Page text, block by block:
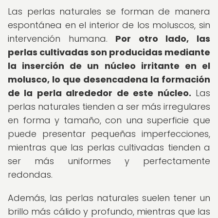
Las perlas naturales se forman de manera
espontánea en el interior de los moluscos, sin
intervención humana. Por otro lado, las
perlas cultivadas son producidas mediante
la inserción de un núcleo irritante en el
molusco, lo que desencadena la formación
de la perla alrededor de este núcleo. Las
perlas naturales tienden a ser más irregulares
en forma y tamaño, con una superficie que
puede presentar pequeñas imperfecciones,
mientras que las perlas cultivadas tienden a
ser más uniformes y perfectamente
redondas.
Además, las perlas naturales suelen tener un
brillo más cálido y profundo, mientras que las